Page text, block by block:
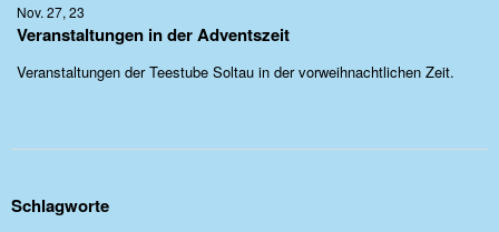
Nov. 27, 23
Veranstaltungen in der Adventszeit
Veranstaltungen der Teestube Soltau in der vorweihnachtlichen Zeit.
Schlagworte